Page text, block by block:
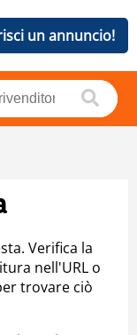
un annuncio!
Verifica la
nell'URL o
trovare ciò